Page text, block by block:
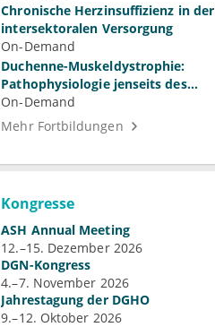
Chronische Herzinsuffizienz in der
intersektoralen Versorgung
On-Demand
Duchenne-Muskeldystrophie:
Pathophysiologie jenseits des
Membrandefekts
On-Demand
Mehr Fortbildungen
Kongresse
ASH Annual Meeting
12.–15. Dezember 2026
DGN-Kongress
4.–7. November 2026
Jahrestagung der DGHO
9.–12. Oktober 2026